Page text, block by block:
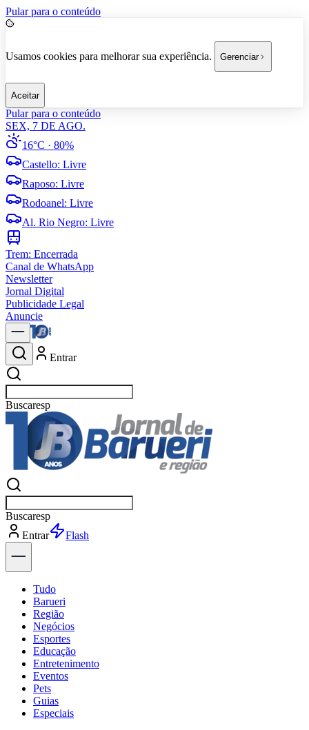
Pular para o conteúdo
Usamos cookies para melhorar sua experiência. Gerenciar
Aceitar
Pular para o conteúdo
SEX, 7 DE AGO.
16°C · 80%
Castello: Livre
Raposo: Livre
Rodoanel: Livre
Al. Rio Negro: Livre
Trem: Encerrada
Canal de WhatsApp
Newsletter
Jornal Digital
Publicidade Legal
Anuncie
Entrar
Buscarnotí
Buscarnotí
Entrar
Explorar
Tudo
Barueri
Região
Negócios
Esportes
Educação
Entretenimento
Eventos
Pets
Guias
Especiais